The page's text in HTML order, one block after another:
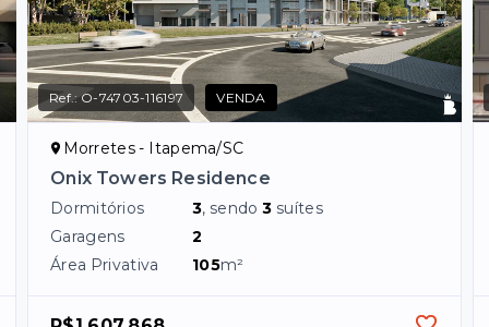
Ref.:O-74703-116197 VENDA
Morretes - Itapema/SC
Onix Towers Residence
Dormitórios 3, sendo3 suítes
Garagens
2
Área Privativa
105m²